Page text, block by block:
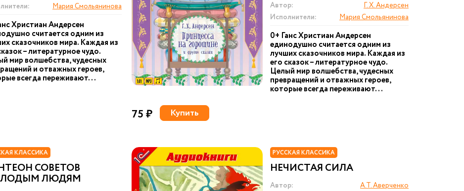
Мария Смольянинова
Христиан Андерсен
считается одним из
сказочников мира. Каждая из
– литературное чудо.
мир волшебства, чудесных
и отважных героев,
всегда переживают...
Автор:
Г. Х. Андерсен
Исполнители:
Мария Смольянинова
0+ Ганс Христиан Андерсен
единодушно считается одним из
лучших сказочников мира. Каждая из
его сказок – литературное чудо.
Целый мир волшебства, чудесных
превращений и отважных героев,
которые всегда переживают...
75 ₽ Купить
КЛАССИКА
СОВЕТОВ
ЛЮДЯМ
РУССКАЯ КЛАССИКА
НЕЧИСТАЯ СИЛА
Автор:
А.Т. Аверченко